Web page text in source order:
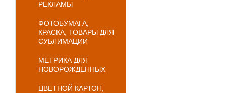
РЕКЛАМЫ
ФОТОБУМАГА,
КРАСКА, ТОВАРЫ ДЛЯ
СУБЛИМАЦИИ
МЕТРИКА ДЛЯ
НОВОРОЖДЕННЫХ
ЦВЕТНОЙ КАРТОН,